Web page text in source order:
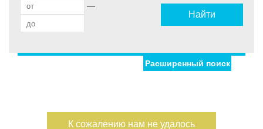
—
Найти
Дом С фото
Расширенный поиск
К сожалению нам не удалось